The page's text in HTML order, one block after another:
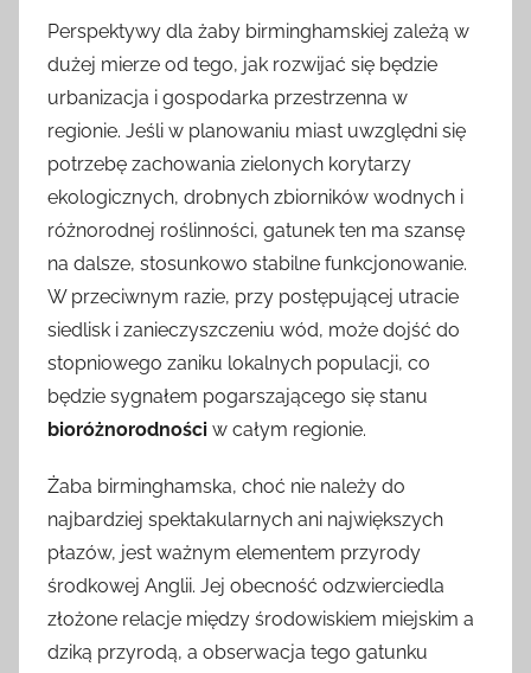
Perspektywy dla żaby birminghamskiej zależą w
dużej mierze od tego, jak rozwijać się będzie
urbanizacja i gospodarka przestrzenna w
regionie. Jeśli w planowaniu miast uwzględni się
potrzebę zachowania zielonych korytarzy
ekologicznych, drobnych zbiorników wodnych i
różnorodnej roślinności, gatunek ten ma szansę
na dalsze, stosunkowo stabilne funkcjonowanie.
W przeciwnym razie, przy postępującej utracie
siedlisk i zanieczyszczeniu wód, może dojść do
stopniowego zaniku lokalnych populacji, co
będzie sygnałem pogarszającego się stanu
bioróżnorodności w całym regionie.
Żaba birminghamska, choć nie należy do
najbardziej spektakularnych ani największych
płazów, jest ważnym elementem przyrody
środkowej Anglii. Jej obecność odzwierciedla
złożone relacje między środowiskiem miejskim a
dziką przyrodą, a obserwacja tego gatunku